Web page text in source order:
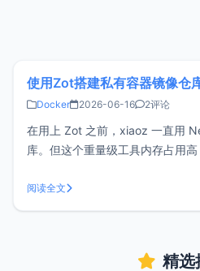
Docker 2026-06-16 2评论
在用上 Zot 之前，xiaoz 一直用
库。但这个重量级工具内存占用
抱了。注意：这篇文章具有一定专
员阅读，不建议新手小白尝试！
阅读全文
精选